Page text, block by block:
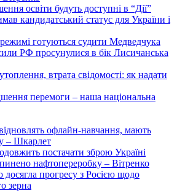
освіти будуть доступні в “Дії”
кандидатський статус для України і
готуються судити Медведчука
РФ просунулися в бік Лисичанська
втрата свідомості: як надати
перемоги – наша національна
офлайн-навчання, мають
– Шкарлет
постачати зброю Україні
нафтопереробку – Вітренко
прогресу з Росією щодо
зерна